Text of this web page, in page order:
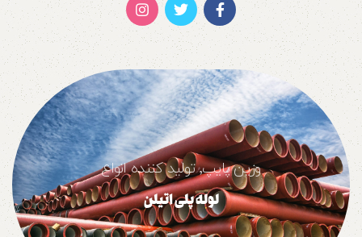
وزین پایپ٬ تولید کننده انواع
لوله پلی اتیلن